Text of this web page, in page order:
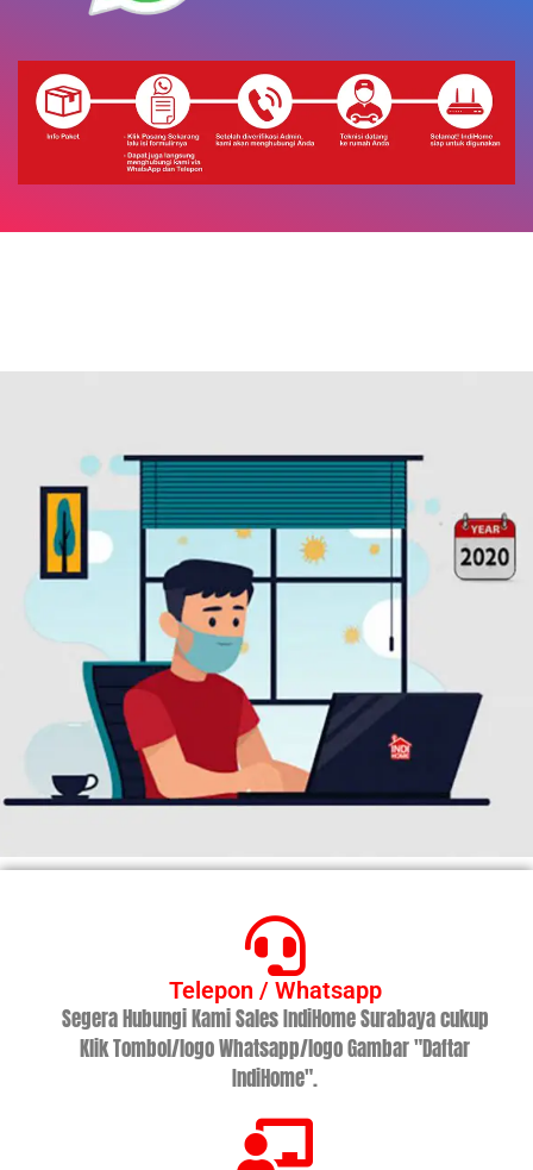
Telepon / Whatsapp
Segera Hubungi Kami Sales IndiHome Surabaya cukup
Klik Tombol/logo Whatsapp/logo Gambar "Daftar
IndiHome".